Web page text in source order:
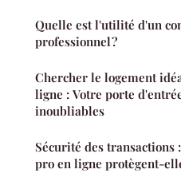
Quelle est l'utilité d'un
professionnel ?
Chercher le logement
ligne : Votre porte
inoubliables
Sécurité des transactions
pro en ligne protègent-